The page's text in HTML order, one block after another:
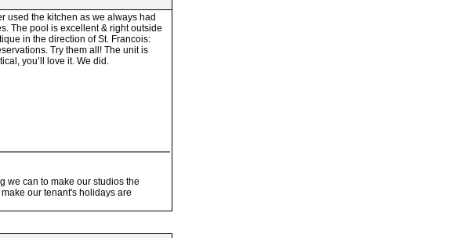
used the kitchen as we always had
The pool is excellent & right outside
in the direction of St. Francois:
Try them all! The unit is
you’ll love it. We did.
we can to make our studios the
our tenant's holidays are